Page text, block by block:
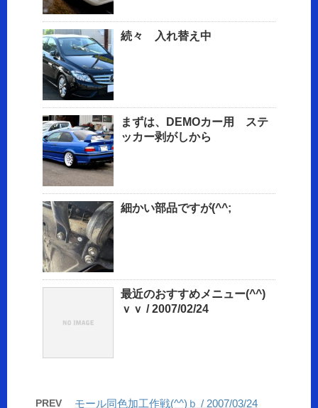
続々 入れ替え中
まずは、DEMOカー用 ステ
ッカー剥がしから
細かい部品ですが(^^;
最近のおすすめメニュー(^^)
ｖｖ / 2007/02/24
PREV モール同色加工作戦(^^)ｂ / 2007/03/24